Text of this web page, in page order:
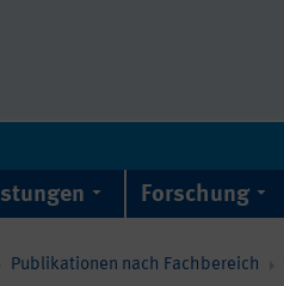
Forschung
Publikationen nach Fachbereich